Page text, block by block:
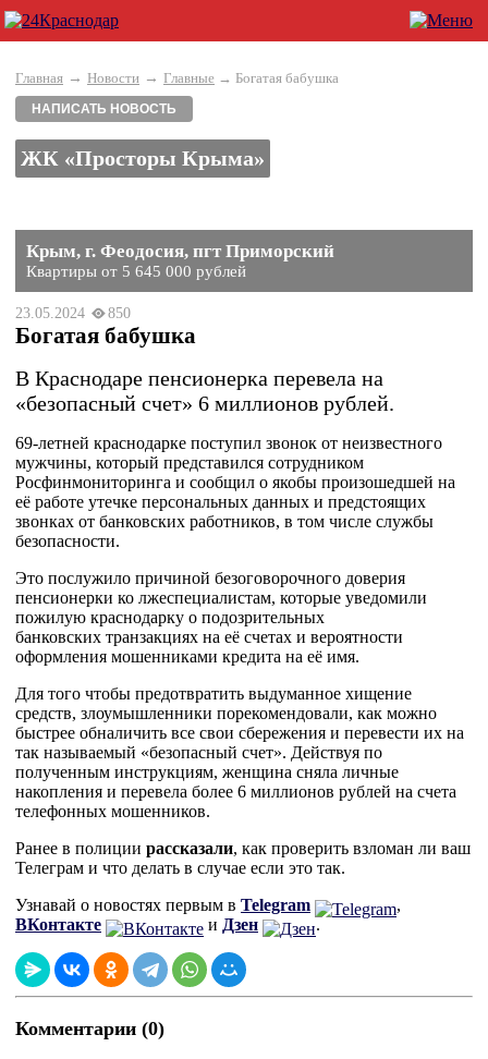
Главная → Новости → Главные → Богатая бабушка
НАПИСАТЬ НОВОСТЬ
ЖК «Просторы Крыма»
Крым, г. Феодосия, пгт Приморский
Квартиры от 5 645 000 рублей
23.05.2024 850
Богатая бабушка
В Краснодаре пенсионерка перевела на
«безопасный счет» 6 миллионов рублей.
69-летней краснодарке поступил звонок от неизвестного
мужчины, который представился сотрудником
Росфинмониторинга и сообщил о якобы произошедшей на
её работе утечке персональных данных и предстоящих
звонках от банковских работников, в том числе службы
безопасности.
Это послужило причиной безоговорочного доверия
пенсионерки ко лжеспециалистам, которые уведомили
пожилую краснодарку о подозрительных
банковских транзакциях на её счетах и вероятности
оформления мошенниками кредита на её имя.
Для того чтобы предотвратить выдуманное хищение
средств, злоумышленники порекомендовали, как можно
быстрее обналичить все свои сбережения и перевести их на
так называемый «безопасный счет». Действуя по
полученным инструкциям, женщина сняла личные
накопления и перевела более 6 миллионов рублей на счета
телефонных мошенников.
Ранее в полиции рассказали, как проверить взломан ли ваш
Телеграм и что делать в случае если это так.
Узнавай о новостях первым в Telegram
,
ВКонтакте
и Дзен .
Комментарии (0)